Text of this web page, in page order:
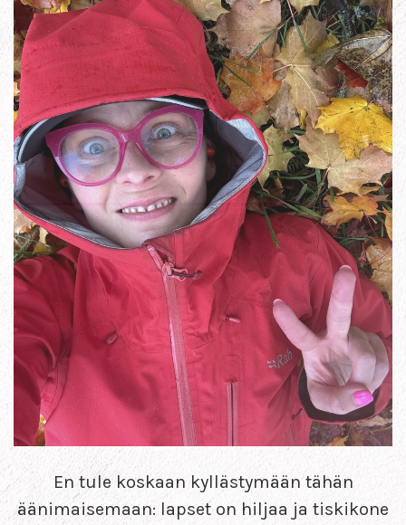
En tule koskaan kyllästymään tähän
äänimaisemaan: lapset on hiljaa ja tiskikone